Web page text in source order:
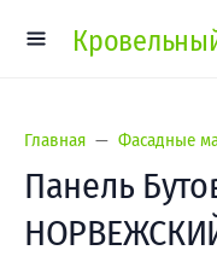
Главная Фасадные
Панель
НОРВЕЖСКИЙ